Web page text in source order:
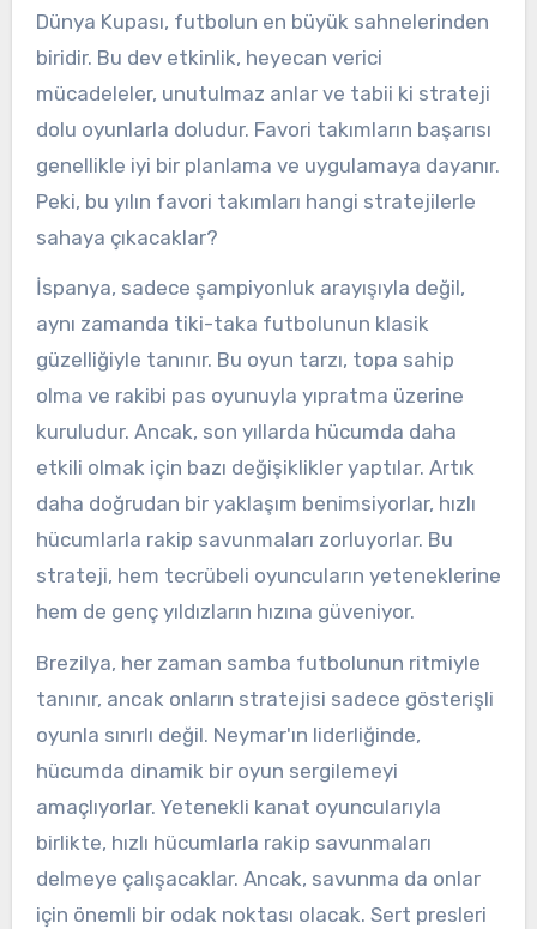
Dünya Kupası, futbolun en büyük sahnelerinden
biridir. Bu dev etkinlik, heyecan verici
mücadeleler, unutulmaz anlar ve tabii ki strateji
dolu oyunlarla doludur. Favori takımların başarısı
genellikle iyi bir planlama ve uygulamaya dayanır.
Peki, bu yılın favori takımları hangi stratejilerle
sahaya çıkacaklar?
İspanya, sadece şampiyonluk arayışıyla değil,
aynı zamanda tiki-taka futbolunun klasik
güzelliğiyle tanınır. Bu oyun tarzı, topa sahip
olma ve rakibi pas oyunuyla yıpratma üzerine
kuruludur. Ancak, son yıllarda hücumda daha
etkili olmak için bazı değişiklikler yaptılar. Artık
daha doğrudan bir yaklaşım benimsiyorlar, hızlı
hücumlarla rakip savunmaları zorluyorlar. Bu
strateji, hem tecrübeli oyuncuların yeteneklerine
hem de genç yıldızların hızına güveniyor.
Brezilya, her zaman samba futbolunun ritmiyle
tanınır, ancak onların stratejisi sadece gösterişli
oyunla sınırlı değil. Neymar'ın liderliğinde,
hücumda dinamik bir oyun sergilemeyi
amaçlıyorlar. Yetenekli kanat oyuncularıyla
birlikte, hızlı hücumlarla rakip savunmaları
delmeye çalışacaklar. Ancak, savunma da onlar
için önemli bir odak noktası olacak. Sert presleri